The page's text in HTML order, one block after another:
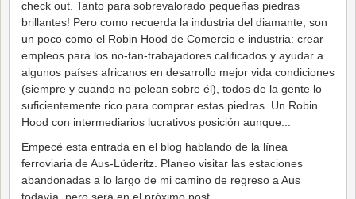
check out. Tanto para sobrevalorado pequeñas piedras
brillantes! Pero como recuerda la industria del diamante, son
un poco como el Robin Hood de Comercio e industria: crear
empleos para los no-tan-trabajadores calificados y ayudar a
algunos países africanos en desarrollo mejor vida condiciones
(siempre y cuando no pelean sobre él), todos de la gente lo
suficientemente rico para comprar estas piedras. Un Robin
Hood con intermediarios lucrativos posición aunque...
Empecé esta entrada en el blog hablando de la línea
ferroviaria de Aus-Lüderitz. Planeo visitar las estaciones
abandonadas a lo largo de mi camino de regreso a Aus